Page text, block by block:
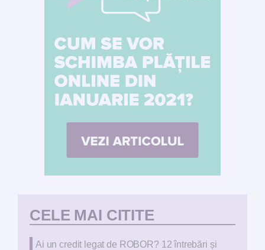
CELE MAI CITITE
Ai un credit legat de ROBOR? 12 întrebări și